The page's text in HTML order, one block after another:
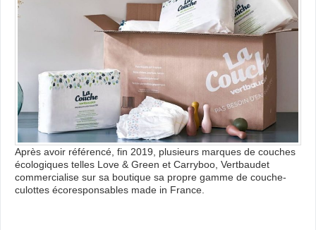
Après avoir référencé, fin 2019, plusieurs marques de couches
écologiques telles Love & Green et Carryboo, Vertbaudet
commercialise sur sa boutique sa propre gamme de couche-
culottes écoresponsables made in France.